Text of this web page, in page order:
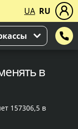
UA RU
в
157306,5 в